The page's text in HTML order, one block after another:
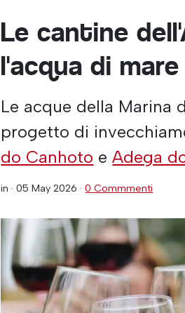
Le cantine
l'acqua di
Le acque della Marina
progetto di
do Canhoto eAdega
in ·05 May 2026 ·0 Commmenti